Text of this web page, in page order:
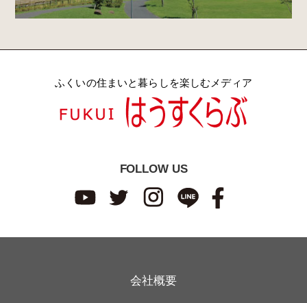
ふくいの住まいと暮らしを楽しむメディア
FOLLOW US
会社概要